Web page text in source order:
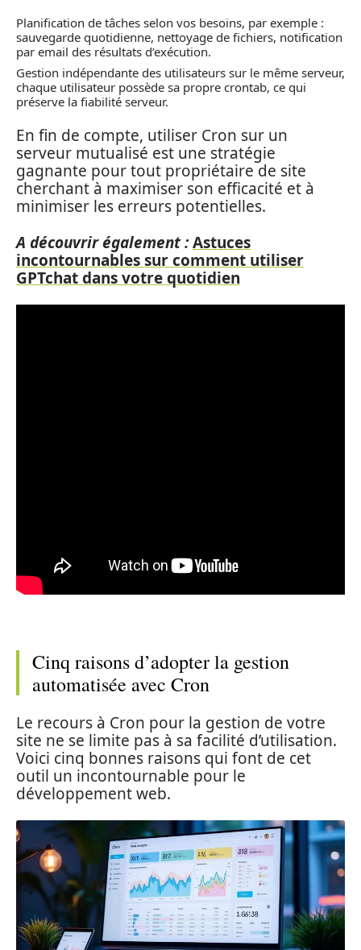
Planification de tâches selon vos besoins, par exemple :
sauvegarde quotidienne, nettoyage de fichiers, notification
par email des résultats d’exécution.
Gestion indépendante des utilisateurs sur le même serveur,
chaque utilisateur possède sa propre crontab, ce qui
préserve la fiabilité serveur.
En fin de compte, utiliser Cron sur un
serveur mutualisé est une stratégie
gagnante pour tout propriétaire de site
cherchant à maximiser son efficacité et à
minimiser les erreurs potentielles.
A découvrir également :Astuces
incontournables sur comment utiliser
GPTchat dans votre quotidien
Cinq raisons d’adopter la gestion
automatisée avec Cron
Le recours à Cron pour la gestion de votre
site ne se limite pas à sa facilité d’utilisation.
Voici cinq bonnes raisons qui font de cet
outil un incontournable pour le
développement web.